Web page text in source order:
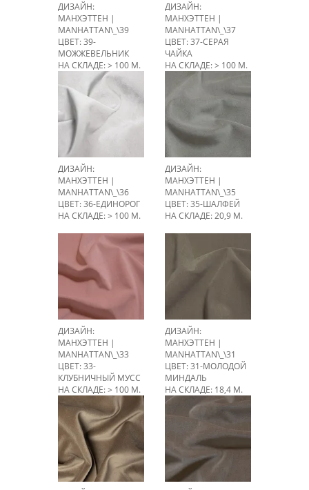
ДИЗАЙН:
МАНХЭТТЕН |
MANHATTAN\_\39
ЦВЕТ: 39-
МОЖЖЕВЕЛЬНИК
НА СКЛАДЕ: > 100 М.
ДИЗАЙН:
МАНХЭТТЕН |
MANHATTAN\_\37
ЦВЕТ: 37-СЕРАЯ
ЧАЙКА
НА СКЛАДЕ: > 100 М.
ДИЗАЙН:
МАНХЭТТЕН |
MANHATTAN\_\36
ЦВЕТ: 36-ЕДИНОРОГ
НА СКЛАДЕ: > 100 М.
ДИЗАЙН:
МАНХЭТТЕН |
MANHATTAN\_\35
ЦВЕТ: 35-ШАЛФЕЙ
НА СКЛАДЕ: 20,9 М.
ДИЗАЙН:
МАНХЭТТЕН |
MANHATTAN\_\33
ЦВЕТ: 33-
КЛУБНИЧНЫЙ МУСС
НА СКЛАДЕ: > 100 М.
ДИЗАЙН:
МАНХЭТТЕН |
MANHATTAN\_\31
ЦВЕТ: 31-МОЛОДОЙ
МИНДАЛЬ
НА СКЛАДЕ: 18,4 М.